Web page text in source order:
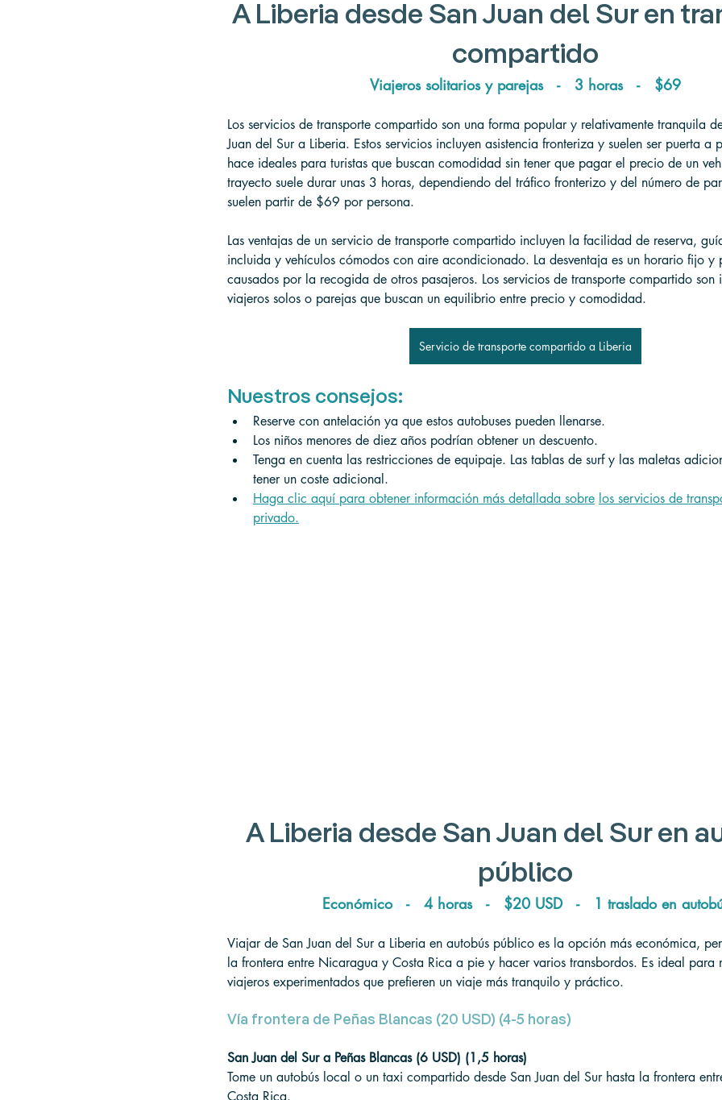
A Liberia desde San Juan del Sur en
compartido
Viajeros solitarios y parejas   -   3 horas   -   $69
Los servicios de transporte compartido son una forma popular y relativamente tranquila
Juan del Sur a Liberia. Estos servicios incluyen asistencia fronteriza y suelen ser puerta a
hace ideales para turistas que buscan comodidad sin tener que pagar el precio de un
trayecto suele durar unas 3 horas, dependiendo del tráfico fronterizo y del número de
suelen partir de $69 por persona.
Las ventajas de un servicio de transporte compartido incluyen la facilidad de reserva,
incluida y vehículos cómodos con aire acondicionado. La desventaja es un horario fijo y
causados por la recogida de otros pasajeros. Los servicios de transporte compartido son
viajeros solos o parejas que buscan un equilibrio entre precio y comodidad.
Servicio de transporte compartido a Liberia
Nuestros consejos:
Reserve con antelación ya que estos autobuses pueden llenarse.
Los niños menores de diez años podrían obtener un descuento.
Tenga en cuenta las restricciones de equipaje. Las tablas de surf y las maletas
tener un coste adicional.
Haga clic aquí para obtener información más detallada sobre los servicios de
privado.
A Liberia desde San Juan del Sur en
público
Económico   -   4 horas   -   $20 USD   -   1 traslado en
Viajar de San Juan del Sur a Liberia en autobús público es la opción más económica,
la frontera entre Nicaragua y Costa Rica a pie y hacer varios transbordos. Es ideal para
viajeros experimentados que prefieren un viaje más tranquilo y práctico.
Vía frontera de Peñas Blancas (20 USD) (4-5 horas)
San Juan del Sur a Peñas Blancas (6 USD) (1,5 horas)
Tome un autobús local o un taxi compartido desde San Juan del Sur hasta la frontera